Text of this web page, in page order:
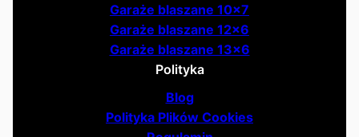
Garaże blaszane 10x7
Garaże blaszane 12x6
Garaże blaszane 13x6
Polityka
Blog
Polityka Plików Cookies